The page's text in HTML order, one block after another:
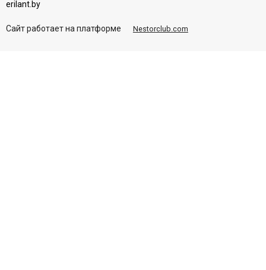
erilant.by
Сайт работает на платформе Nestorclub.com